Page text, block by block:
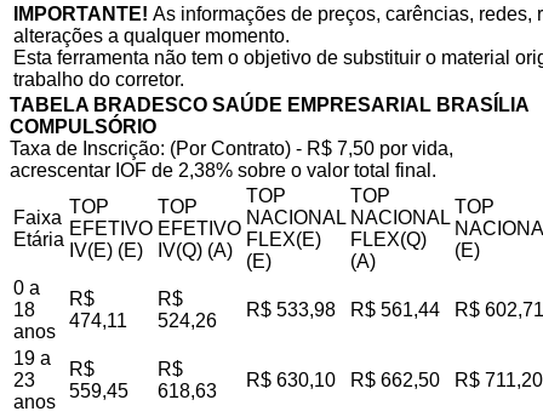
IMPORTANTE! As informações de preços, carências,
alterações a qualquer momento.
Esta ferramenta não tem o objetivo de substituir o material
trabalho do corretor.
TABELA BRADESCO SAÚDE EMPRESARIAL BRASÍLIA
COMPULSÓRIO
Taxa de Inscrição: (Por Contrato) - R$ 7,50 por vida,
acrescentar IOF de 2,38% sobre o valor total final.
Faixa
Etária
TOP
EFETIVO
IV(E) (E)
TOP
EFETIVO
IV(Q) (A)
TOP
NACIONAL
FLEX(E)
(E)
TOP
NACIONAL
FLEX(Q)
(A)
TOP
(E)
0 a
18
anos
R$
474,11
R$
524,26
R$ 533,98 R$ 561,44 R$ 602,71
19 a
23
anos
R$
559,45
R$
618,63
R$ 630,10 R$ 662,50 R$ 711,20